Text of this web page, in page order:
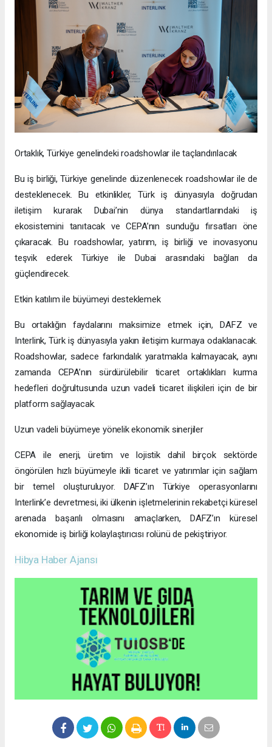
Ortaklık, Türkiye genelindeki roadshowlar ile taçlandırılacak
Bu iş birliği, Türkiye genelinde düzenlenecek roadshowlar ile de
desteklenecek. Bu etkinlikler, Türk iş dünyasıyla doğrudan
iletişim kurarak Dubai’nin dünya standartlarındaki iş
ekosistemini tanıtacak ve CEPA’nın sunduğu fırsatları öne
çıkaracak. Bu roadshowlar, yatırım, iş birliği ve inovasyonu
teşvik ederek Türkiye ile Dubai arasındaki bağları da
güçlendirecek.
Etkin katılım ile büyümeyi desteklemek
Bu ortaklığın faydalarını maksimize etmek için, DAFZ ve
Interlink, Türk iş dünyasıyla yakın iletişim kurmaya odaklanacak.
Roadshowlar, sadece farkındalık yaratmakla kalmayacak, aynı
zamanda CEPA’nın sürdürülebilir ticaret ortaklıkları kurma
hedefleri doğrultusunda uzun vadeli ticaret ilişkileri için de bir
platform sağlayacak.
Uzun vadeli büyümeye yönelik ekonomik sinerjiler
CEPA ile enerji, üretim ve lojistik dahil birçok sektörde
öngörülen hızlı büyümeyle ikili ticaret ve yatırımlar için sağlam
bir temel oluşturuluyor. DAFZ’ın Türkiye operasyonlarını
Interlink’e devretmesi, iki ülkenin işletmelerinin rekabetçi küresel
arenada başarılı olmasını amaçlarken, DAFZ’ın küresel
ekonomide iş birliği kolaylaştırıcısı rolünü de pekiştiriyor.
Hibya Haber Ajansı